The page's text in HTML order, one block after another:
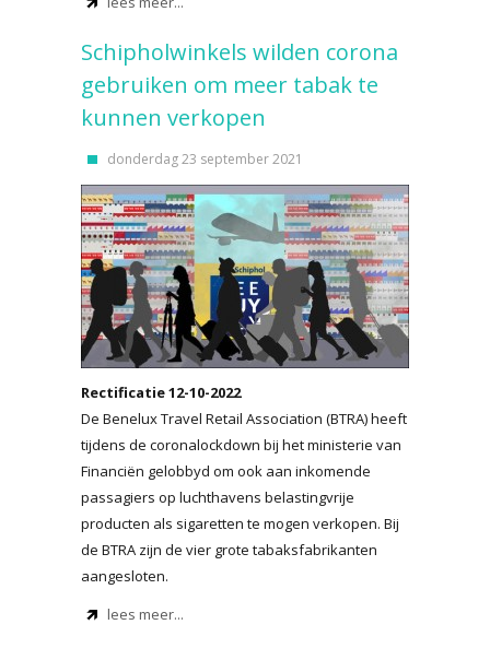
Schipholwinkels wilden corona
gebruiken om meer tabak te
kunnen verkopen
donderdag 23 september 2021
Rectificatie 12-10-2022
De Benelux Travel Retail Association (BTRA) heeft
tijdens de coronalockdown bij het ministerie van
Financiën gelobbyd om ook aan inkomende
passagiers op luchthavens belastingvrije
producten als sigaretten te mogen verkopen. Bij
de BTRA zijn de vier grote tabaksfabrikanten
aangesloten.
lees meer...